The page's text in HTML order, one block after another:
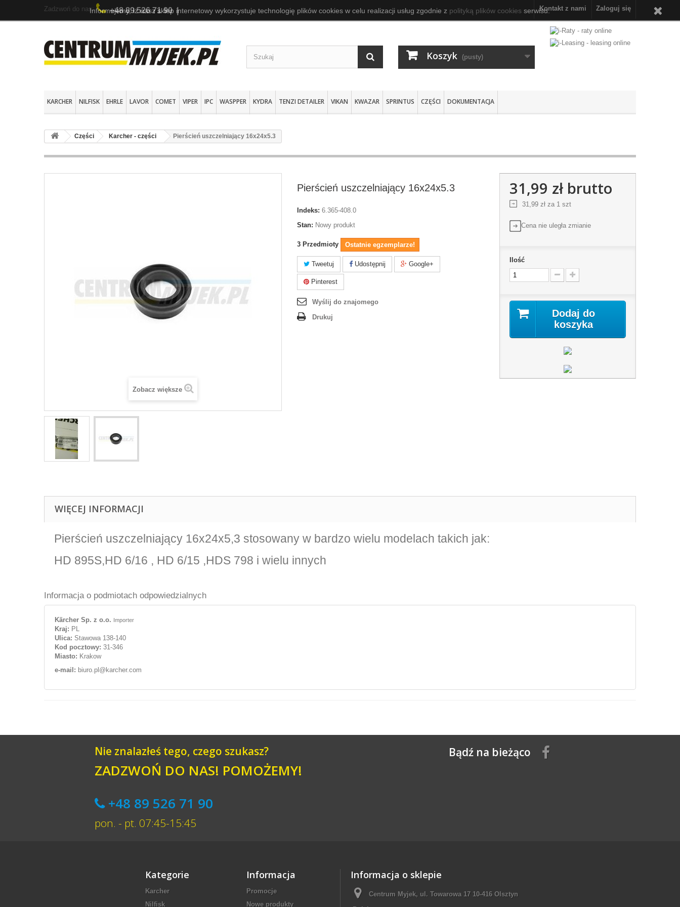
Zaloguj się
Kontakt z nami
Zadzwoń do nas: +48 89 526 71 90|
Koszyk (pusty)
KARCHER NILFISK EHRLE LAVOR COMET VIPER IPC WASPPER KYDRA TENZI DETAILER VIKAN KWAZAR SPRINTUS CZĘŚCI DOKUMENTACJA
Części Karcher - części Pierścień uszczelniający 16x24x5.3
Zobacz większe
Pierścień uszczelniający 16x24x5.3
Indeks: 6.365-408.0
Stan: Nowy produkt
3 Przedmioty Ostatnie egzemplarze!
Tweetuj Udostępnij Google+
Pinterest
Wyślij do znajomego
Drukuj
31,99 złbrutto
31,99 zł za 1 szt
Cena nie uległa zmianie
Ilość
Dodaj do
koszyka
WIĘCEJ INFORMACJI
Pierścień uszczelniający 16x24x5,3 stosowany w bardzo wielu modelach takich jak:
HD 895S,HD 6/16 , HD 6/15 ,HDS 798 i wielu innych
Informacja o podmiotach odpowiedzialnych
Kärcher Sp. z o.o. Importer
Kraj: PL
Ulica: Stawowa 138-140
Kod pocztowy: 31-346
Miasto: Krakow
e-mail: biuro.pl@karcher.com
Nie znalazłeś tego, czego szukasz?
ZADZWOŃ DO NAS! POMOŻEMY!
+48 89 526 71 90
pon. - pt. 07:45-15:45
Bądź na bieżąco
Kategorie
Karcher
Nilfisk
Informacja
Promocje
Nowe produkty
Informacja o sklepie
Centrum Myjek, ul. Towarowa 17 10-416 Olsztyn
Informujemy, iż nasz sklep internetowy wykorzystuje technologię plików cookies w celu realizacji usług zgodnie z polityką plików cookies serwisu.